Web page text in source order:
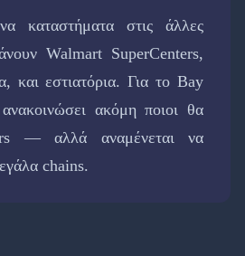
καταστήματα στις άλλες
Walmart SuperCenters,
και εστιατόρια. Για το Bay
ακόμη ποιοι θα
— αλλά αναμένεται να
chains.